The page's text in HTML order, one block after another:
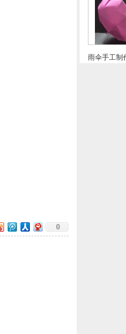
0
雨伞手工制